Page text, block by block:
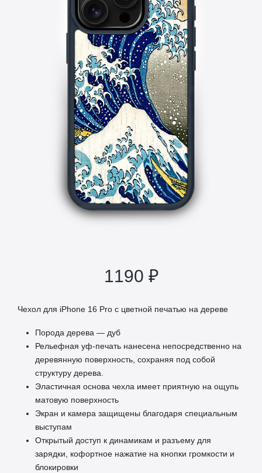
1190 ₽
Чехол для iPhone 16 Pro с цветной печатью на дереве
Порода дерева — дуб
Рельефная уф-печать нанесена непосредственно на
деревянную поверхность, сохраняя под собой
структуру дерева.
Эластичная основа чехла имеет приятную на ощупь
матовую поверхность
Экран и камера защищены благодаря специальным
выступам
Открытый доступ к динамикам и разъему для
зарядки, кофортное нажатие на кнопки громкости и
блокировки